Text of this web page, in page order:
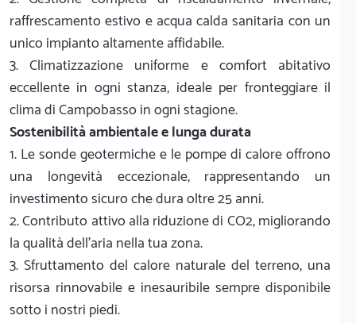
raffrescamento estivo e acqua calda sanitaria con un
unico impianto altamente affidabile.
3. Climatizzazione uniforme e comfort abitativo
eccellente in ogni stanza, ideale per fronteggiare il
clima di Campobasso in ogni stagione.
Sostenibilità ambientale e lunga durata
1. Le sonde geotermiche e le pompe di calore offrono
una longevità eccezionale, rappresentando un
investimento sicuro che dura oltre 25 anni.
2. Contributo attivo alla riduzione di CO2, migliorando
la qualità dell'aria nella tua zona.
3. Sfruttamento del calore naturale del terreno, una
risorsa rinnovabile e inesauribile sempre disponibile
sotto i nostri piedi.